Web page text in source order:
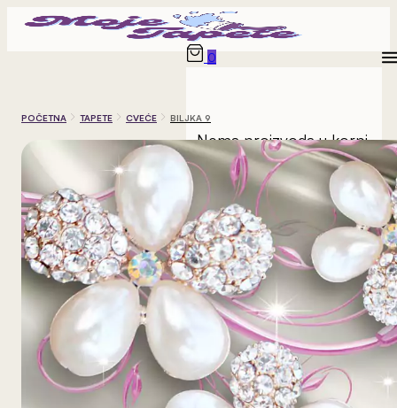
0
Nema proizvoda u korpi.
POČETNA TAPETE CVEĆE BILJKA 9